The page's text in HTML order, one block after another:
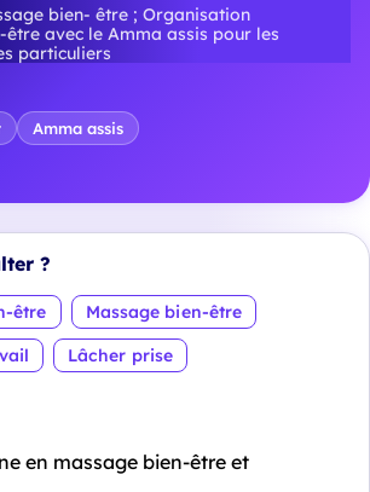
bien- être ; Organisation
être avec le Amma assis pour les
particuliers
Amma assis
?
être
Massage bien-être
Lâcher prise
en massage bien-être et